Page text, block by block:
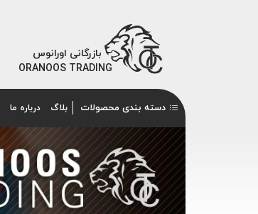
بازرگانی اورانوس
ORANOOS TRADING
دسته بندی محصولات بلاگ درباره ما